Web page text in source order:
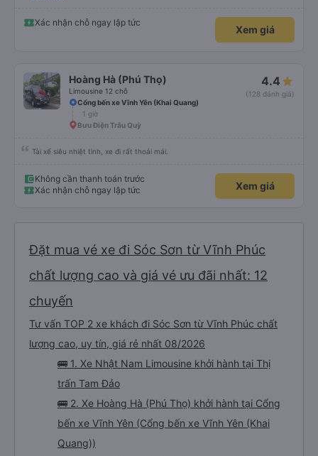
Xác nhận chỗ ngay lập tức
Xem giá
Hoàng Hà (Phú Thọ)
Limousine 12 chỗ
4.4
(128 đánh giá)
Cổng bến xe Vĩnh Yên (Khai Quang)
1 giờ
Bưu Điện Trâu Quỳ
Tài xế siêu nhiệt tình, xe đi rất thoải mái.
Không cần thanh toán trước
Xác nhận chỗ ngay lập tức
Xem giá
Đặt mua vé xe đi Sóc Sơn từ Vĩnh Phúc
chất lượng cao và giá vé ưu đãi nhất: 12
chuyến
Tư vấn TOP 2 xe khách đi Sóc Sơn từ Vĩnh Phúc chất
lượng cao, uy tín, giá rẻ nhất 08/2026
🚌 1. Xe Nhật Nam Limousine khởi hành tại Thị
trấn Tam Đảo
🚌 2. Xe Hoàng Hà (Phú Thọ) khởi hành tại Cổng
bến xe Vĩnh Yên (Cổng bến xe Vĩnh Yên (Khai
Quang))